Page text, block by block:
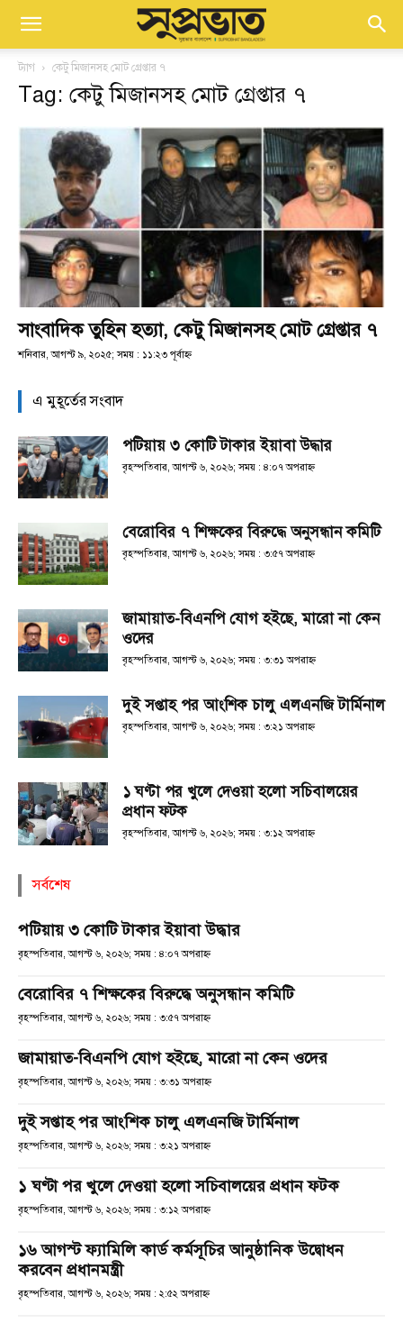
ট্যাগ কেটু মিজানসহ মোট গ্রেপ্তার ৭
Tag: কেটু মিজানসহ মোট গ্রেপ্তার ৭
সাংবাদিক তুহিন হত্যা, কেটু মিজানসহ মোট গ্রেপ্তার ৭
শনিবার, আগস্ট ৯, ২০২৫; সময় : ১১:২৩ পূর্বাহ্ণ
এ মুহূর্তের সংবাদ
পটিয়ায় ৩ কোটি টাকার ইয়াবা উদ্ধার
বৃহস্পতিবার, আগস্ট ৬, ২০২৬; সময় : ৪:০৭ অপরাহ্ণ
বেরোবির ৭ শিক্ষকের বিরুদ্ধে অনুসন্ধান কমিটি
বৃহস্পতিবার, আগস্ট ৬, ২০২৬; সময় : ৩:৫৭ অপরাহ্ণ
জামায়াত-বিএনপি যোগ হইছে, মারো না কেন
ওদের
বৃহস্পতিবার, আগস্ট ৬, ২০২৬; সময় : ৩:৩১ অপরাহ্ণ
দুই সপ্তাহ পর আংশিক চালু এলএনজি টার্মিনাল
বৃহস্পতিবার, আগস্ট ৬, ২০২৬; সময় : ৩:২১ অপরাহ্ণ
১ ঘণ্টা পর খুলে দেওয়া হলো সচিবালয়ের
প্রধান ফটক
বৃহস্পতিবার, আগস্ট ৬, ২০২৬; সময় : ৩:১২ অপরাহ্ণ
সর্বশেষ
পটিয়ায় ৩ কোটি টাকার ইয়াবা উদ্ধার
বৃহস্পতিবার, আগস্ট ৬, ২০২৬; সময় : ৪:০৭ অপরাহ্ণ
বেরোবির ৭ শিক্ষকের বিরুদ্ধে অনুসন্ধান কমিটি
বৃহস্পতিবার, আগস্ট ৬, ২০২৬; সময় : ৩:৫৭ অপরাহ্ণ
জামায়াত-বিএনপি যোগ হইছে, মারো না কেন ওদের
বৃহস্পতিবার, আগস্ট ৬, ২০২৬; সময় : ৩:৩১ অপরাহ্ণ
দুই সপ্তাহ পর আংশিক চালু এলএনজি টার্মিনাল
বৃহস্পতিবার, আগস্ট ৬, ২০২৬; সময় : ৩:২১ অপরাহ্ণ
১ ঘণ্টা পর খুলে দেওয়া হলো সচিবালয়ের প্রধান ফটক
বৃহস্পতিবার, আগস্ট ৬, ২০২৬; সময় : ৩:১২ অপরাহ্ণ
১৬ আগস্ট ফ্যামিলি কার্ড কর্মসূচির আনুষ্ঠানিক উদ্বোধন
করবেন প্রধানমন্ত্রী
বৃহস্পতিবার, আগস্ট ৬, ২০২৬; সময় : ২:৫২ অপরাহ্ণ